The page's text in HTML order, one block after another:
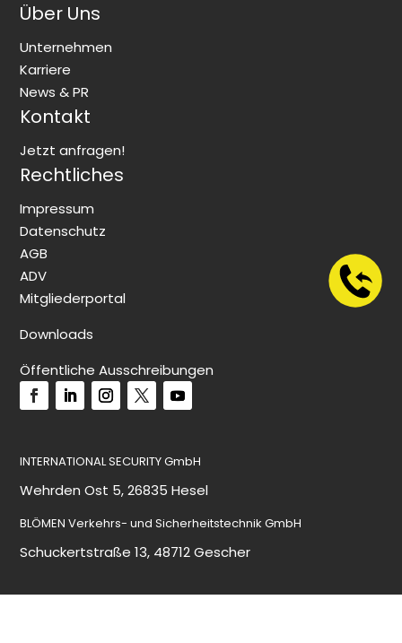
Über Uns
Unternehmen
Karriere
News & PR
Kontakt
Jetzt anfragen!
Rechtliches
Impressum
Datenschutz
AGB
ADV
Mitgliederportal
Downloads
Öffentliche Ausschreibungen
INTERNATIONAL SECURITY GmbH
Wehrden Ost 5, 26835 Hesel
BLÖMEN Verkehrs- und Sicherheitstechnik GmbH
Schuckertstraße 13, 48712 Gescher